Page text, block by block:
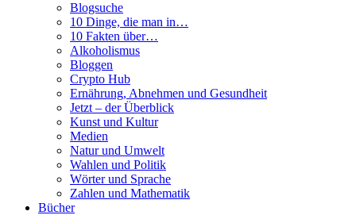
Blogsuche
10 Dinge, die man in…
10 Fakten über…
Alkoholismus
Bloggen
Crypto Hub
Ernährung, Abnehmen und Gesundheit
Jetzt – der Überblick
Kunst und Kultur
Medien
Natur und Umwelt
Wahlen und Politik
Wörter und Sprache
Zahlen und Mathematik
Bücher